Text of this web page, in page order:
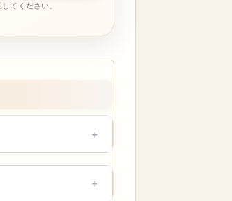
てください。